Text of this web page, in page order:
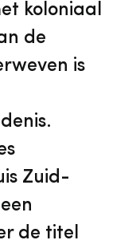
koloniaal
de
is
Zuid-
de titel